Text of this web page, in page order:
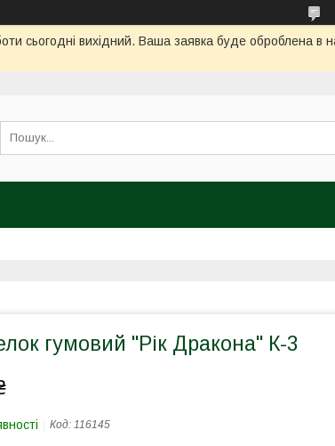
сьогодні вихідний. Ваша заявка буде оброблена в
гумовий "Рік Дракона" К-3
Код: 116145